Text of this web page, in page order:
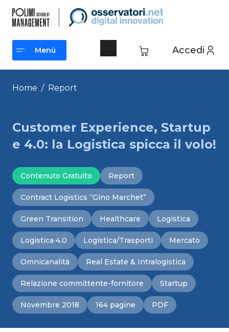
contenuto
Accedi
Menù
Menù
Home / Report
Customer Experience, Startup
e 4.0: la Logistica spicca il volo!
Contenuto Gratuito Report
Contract Logistics “Gino Marchet”
Green Transition Healthcare Logistica
Logistica 4.0 Logistica/Trasporti Mercato
Omnicanalità Real Estate & Intralogistica
Relazione committente-fornitore Startup
Novembre 2018 164 pagine PDF